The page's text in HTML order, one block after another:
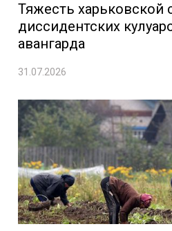
Тяжесть харьковской
диссидентских
авангарда
31.07.2026